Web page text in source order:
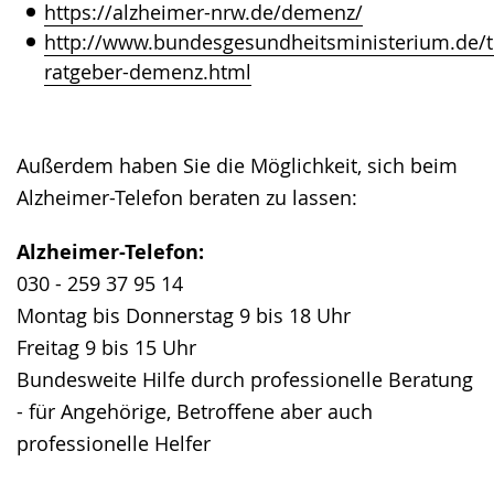
https://alzheimer-nrw.de/demenz/
http://
ratgeber-demenz.html
Außerdem haben Sie die Möglichkeit, sich beim
Alzheimer-Telefon beraten zu lassen:
Alzheimer-Telefon:
030 - 259 37 95 14
Montag bis Donnerstag 9 bis 18 Uhr
Freitag 9 bis 15 Uhr
Bundesweite Hilfe durch professionelle Beratung
- für Angehörige, Betroffene aber auch
professionelle Helfer